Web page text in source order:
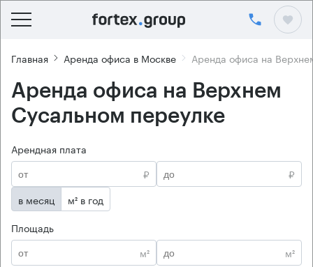
Главная Аренда офиса в Москве Аренда офиса на
Аренда офиса на Верхнем
Сусальном переулке
Арендная плата
₽
₽
в месяц
м² в год
Площадь
м²
м²